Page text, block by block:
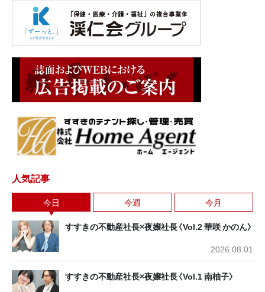
人気記事
今日 今週 今月
すすきの不動産社長×夜嬢社長〈Vol.2 華咲 かのん〉
2026.08.01
すすきの不動産社長×夜嬢社長〈Vol.1 南柚子〉